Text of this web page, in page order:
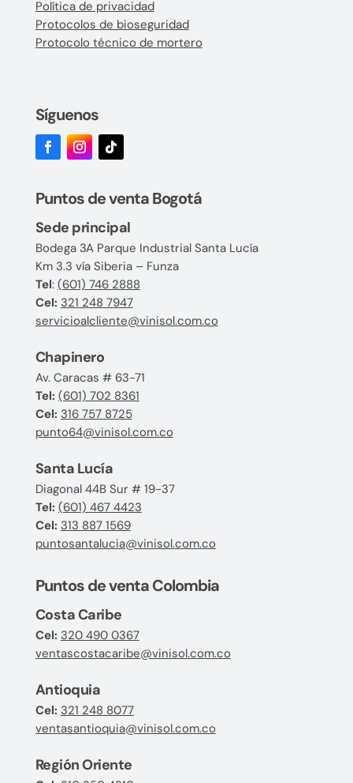
Política de privacidad
Protocolos de bioseguridad
Protocolo técnico de mortero
Síguenos
Puntos de venta Bogotá
Sede principal
Bodega 3A Parque Industrial Santa Lucía
Km 3.3 vía Siberia – Funza
Tel: (601) 746 2888
Cel: 321 248 7947
servicioalcliente@vinisol.com.co
Chapinero
Av. Caracas # 63-71
Tel: (601) 702 8361
Cel: 316 757 8725
punto64@vinisol.com.co
Santa Lucía
Diagonal 44B Sur # 19-37
Tel: (601) 467 4423
Cel: 313 887 1569
puntosantalucia@vinisol.com.co
Puntos de venta Colombia
Costa Caribe
Cel: 320 490 0367
ventascostacaribe@vinisol.com.co
Antioquia
Cel: 321 248 8077
ventasantioquia@vinisol.com.co
Región Oriente